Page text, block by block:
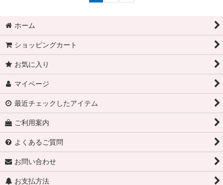
ホーム
ショッピングカート
お気に入り
マイページ
最近チェックしたアイテム
ご利用案内
よくあるご質問
お問い合わせ
お支払方法